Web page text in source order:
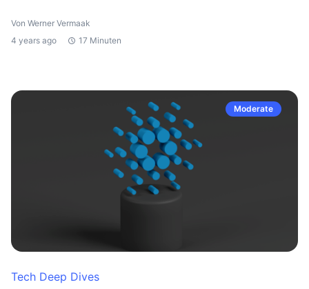
Von Werner Vermaak
4 years ago
17 Minuten
Moderate
Tech Deep Dives